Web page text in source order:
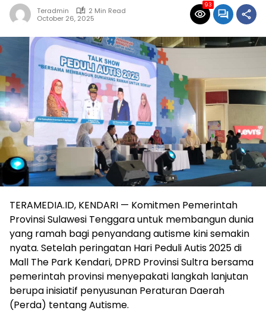
Teradmin
2 Min Read
October 26, 2025
93
TERAMEDIA.ID, KENDARI — Komitmen Pemerintah
Provinsi Sulawesi Tenggara untuk membangun dunia
yang ramah bagi penyandang autisme kini semakin
nyata. Setelah peringatan Hari Peduli Autis 2025 di
Mall The Park Kendari, DPRD Provinsi Sultra bersama
pemerintah provinsi menyepakati langkah lanjutan
berupa inisiatif penyusunan Peraturan Daerah
(Perda) tentang Autisme.